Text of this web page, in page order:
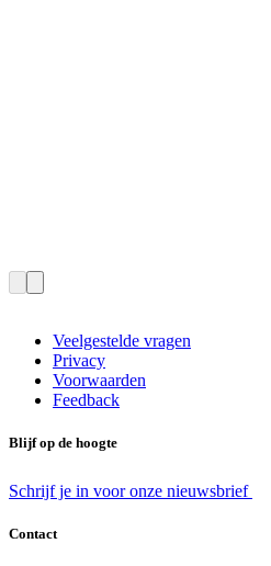
Veelgestelde vragen
Privacy
Voorwaarden
Feedback
Blijf op de hoogte
Schrijf je in voor onze nieuwsbrief
Contact